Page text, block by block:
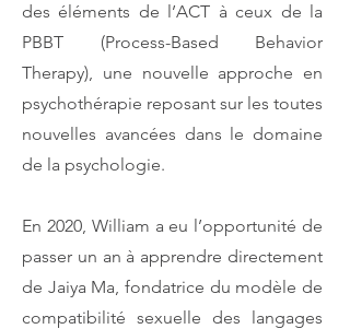
des éléments de l’ACT à ceux de la
PBBT (Process-Based Behavior
Therapy), une nouvelle approche en
psychothérapie reposant sur les toutes
nouvelles avancées dans le domaine
de la psychologie.
En 2020, William a eu l’opportunité de
passer un an à apprendre directement
de Jaiya Ma, fondatrice du modèle de
compatibilité sexuelle des langages